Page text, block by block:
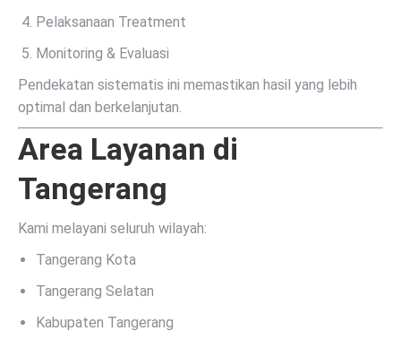
Pelaksanaan Treatment
Monitoring & Evaluasi
Pendekatan sistematis ini memastikan hasil yang lebih
optimal dan berkelanjutan.
Area Layanan di
Tangerang
Kami melayani seluruh wilayah:
Tangerang Kota
Tangerang Selatan
Kabupaten Tangerang